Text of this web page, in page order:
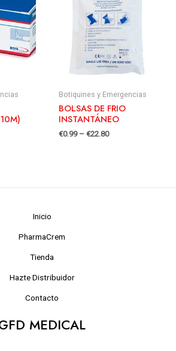
Botiquines y Emergencias
BOLSAS DE FRIO
INSTANTÁNEO
€0.99– €22.80
Inicio
PharmaCrem
Tienda
Hazte Distribuidor
Contacto
MEDICAL